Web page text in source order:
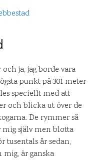
ja, jag borde vara
punkt på 301 meter
speciellt med att
och blicka ut över de
De rymmer så
själv men blotta
tusentals år sedan,
mig, är ganska